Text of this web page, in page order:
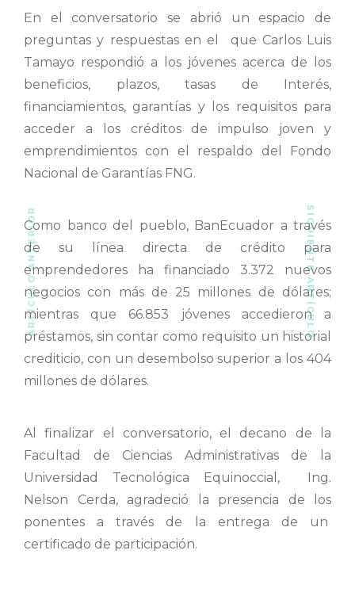
En el conversatorio se abrió un espacio de
preguntas y respuestas en el que Carlos Luis
Tamayo respondió a los jóvenes acerca de los
beneficios, plazos, tasas de Interés,
financiamientos, garantías y los requisitos para
acceder a los créditos de impulso joven y
emprendimientos con el respaldo del Fondo
Nacional de Garantías FNG.
Como banco del pueblo, BanEcuador a través
de su línea directa de crédito para
emprendedores ha financiado 3.372 nuevos
negocios con más de 25 millones de dólares;
mientras que 66.853 jóvenes accedieron a
préstamos, sin contar como requisito un historial
crediticio, con un desembolso superior a los 404
millones de dólares.
Al finalizar el conversatorio, el decano de la
Facultad de Ciencias Administrativas de la
Universidad Tecnológica Equinoccial, Ing.
Nelson Cerda, agradeció la presencia de los
ponentes a través de la entrega de un
certificado de participación.
ARTÍCULO ANTERIOR SIGUIENTE ARTÍCULO